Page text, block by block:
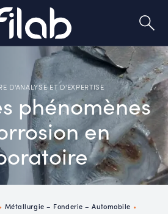
D'ANALYSE ET D'EXPERTISE
phénomènes
en
• Métallurgie – Fonderie – Automobile •